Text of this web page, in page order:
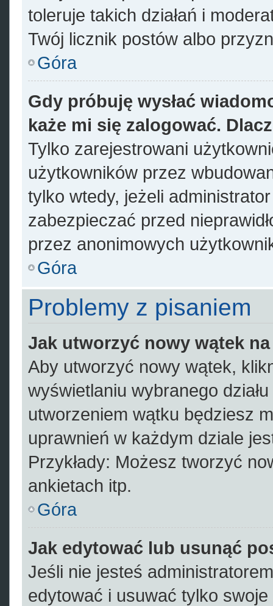
toleruje takich działań i
Twój licznik postów albo
Góra
Gdy próbuję wysłać
każe mi się zalogować.
Tylko zarejestrowani
użytkowników przez
tylko wtedy, jeżeli
zabezpieczać przed
przez anonimowych
Góra
Problemy z pisaniem
Jak utworzyć nowy wątek
Aby utworzyć nowy wątek,
wyświetlaniu wybranego
utworzeniem wątku będziesz
uprawnień w każdym dziale
Przykłady: Możesz tworzyć
ankietach itp.
Góra
Jak edytować lub usunąć
Jeśli nie jesteś
edytować i usuwać tylko